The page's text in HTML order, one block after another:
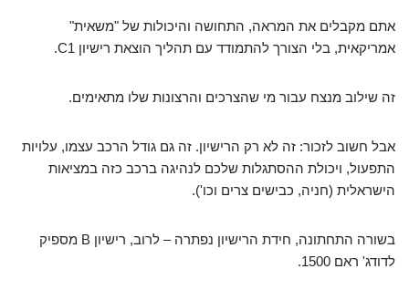
אתם מקבלים את המראה, התחושה והיכולות של "משאית"
אמריקאית, בלי הצורך להתמודד עם תהליך הוצאת רישיון C1.
זה שילוב מנצח עבור מי שהצרכים והרצונות שלו מתאימים.
אבל חשוב לזכור: זה לא רק הרישיון. זה גם גודל הרכב עצמו, עלויות
התפעול, ויכולת ההסתגלות שלכם לנהיגה ברכב כזה במציאות
הישראלית (חניה, כבישים צרים וכו').
בשורה התחתונה, חידת הרישיון נפתרה – לרוב, רישיון B מספיק
לדודג' ראם 1500.